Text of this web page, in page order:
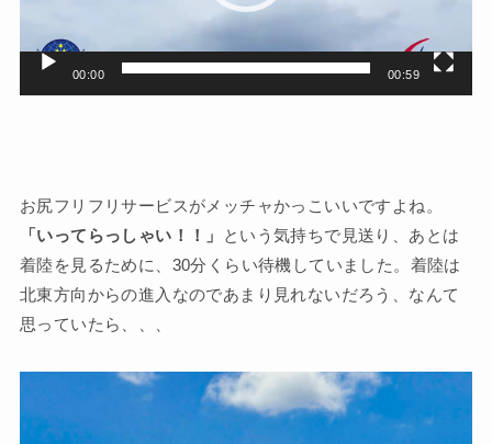
00:00 00:59
お尻フリフリサービスがメッチャかっこいいですよね。
「いってらっしゃい！！」
という気持ちで見送り、あとは
着陸を見るために、30分くらい待機していました。着陸は
北東方向からの進入なのであまり見れないだろう、なんて
思っていたら、、、